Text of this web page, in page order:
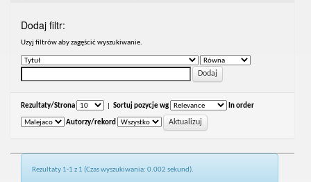
Dodaj filtr:
Uzyj filtrów aby zagęścić wyszukiwanie.
Rezultaty/Strona Sortuj pozycje wg In order
Autorzy/rekord
Rezultaty 1-1 z 1 (Czas wyszukiwania: 0.002 sekund).